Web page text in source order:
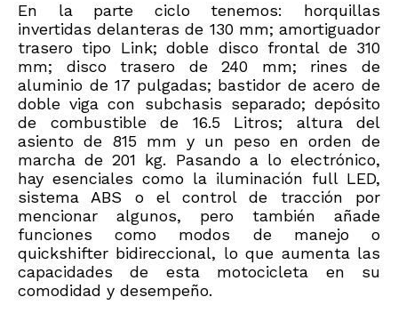
En la parte ciclo tenemos: horquillas
invertidas delanteras de 130 mm; amortiguador
trasero tipo Link; doble disco frontal de 310
mm; disco trasero de 240 mm; rines de
aluminio de 17 pulgadas; bastidor de acero de
doble viga con subchasis separado; depósito
de combustible de 16.5 Litros; altura del
asiento de 815 mm y un peso en orden de
marcha de 201 kg. Pasando a lo electrónico,
hay esenciales como la iluminación full LED,
sistema ABS o el control de tracción por
mencionar algunos, pero también añade
funciones como modos de manejo o
quickshifter bidireccional, lo que aumenta las
capacidades de esta motocicleta en su
comodidad y desempeño.